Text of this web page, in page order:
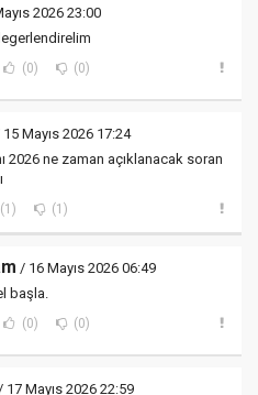
2026 23:00
(0) (0)
Mayıs 2026 17:24
2026 ne zaman açıklanacak soran
(1) (1)
/ 16 Mayıs 2026 06:49
başla.
(0) (0)
17 Mayıs 2026 22:59